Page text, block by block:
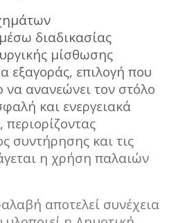
διαδικασίας
μίσθωσης
εξαγοράς, επιλογή που
να ανανεώνει τον στόλο
και ενεργειακά
συντήρησης και τις
η χρήση παλαιών
αποτελεί συνέχεια